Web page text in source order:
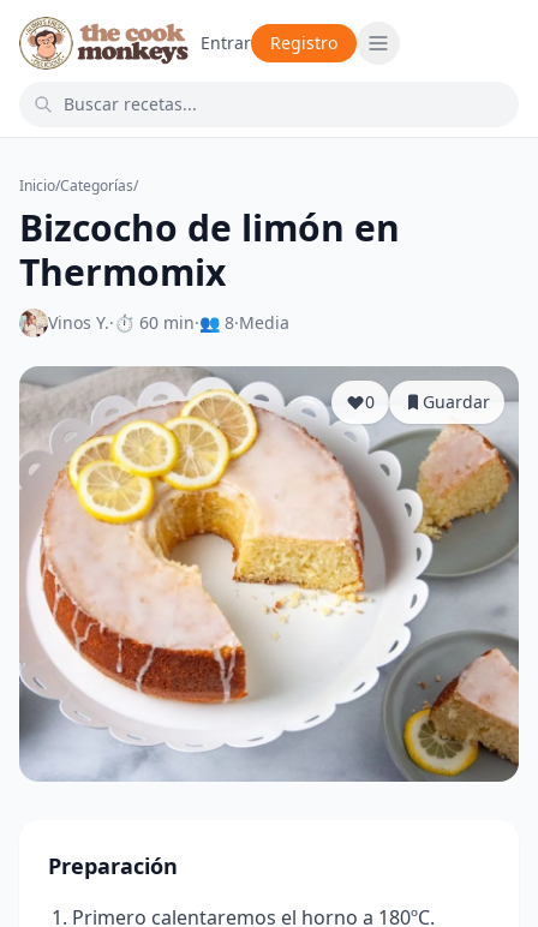
Entrar Registro
Inicio/Categorías/
Bizcocho de limón en
Thermomix
Vinos Y.·⏱ 60 min·👥 8·Media
0 Guardar
Preparación
Primero calentaremos el horno a 180ºC.